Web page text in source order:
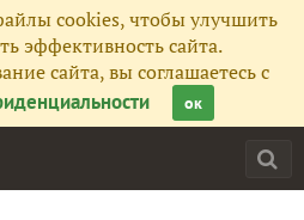
cookies, чтобы улучшить
эффективность сайта.
сайта, вы соглашаетесь с
ок